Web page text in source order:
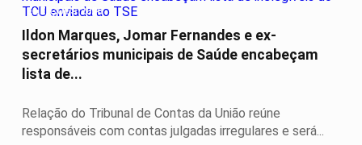
ELEIÇÕES 2026
Ildon Marques, Jomar Fernandes e ex-
secretários municipais de Saúde encabeçam
lista de...
Relação do Tribunal de Contas da União reúne
responsáveis com contas julgadas irregulares e será...